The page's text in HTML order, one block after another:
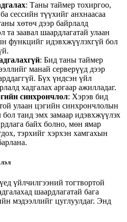
: Таны таймер тохиргоо,
сессийн түүхийг анхнаасаа
хөтөч дээр байрлалд
та заавал шаардлагатай улаан
функцийг идэвхжүүлэхгүй бол
: Бид таны таймер
манай серверүүд дээр
Бүх үндсэн үйл
хадгалах аргаар ажилладаг.
синхрончлол: Хэрэв бид
улаан цэгийн синхрончлолын
таид эмх замаар идэвхжүүлэх
байх болно, мөн ямар
тэрхийг хэрхэн хамгахын
үйлчилгээний тогтвортой
шаардлагатай бага
мэдээллийг цуглуулдаг. Энд